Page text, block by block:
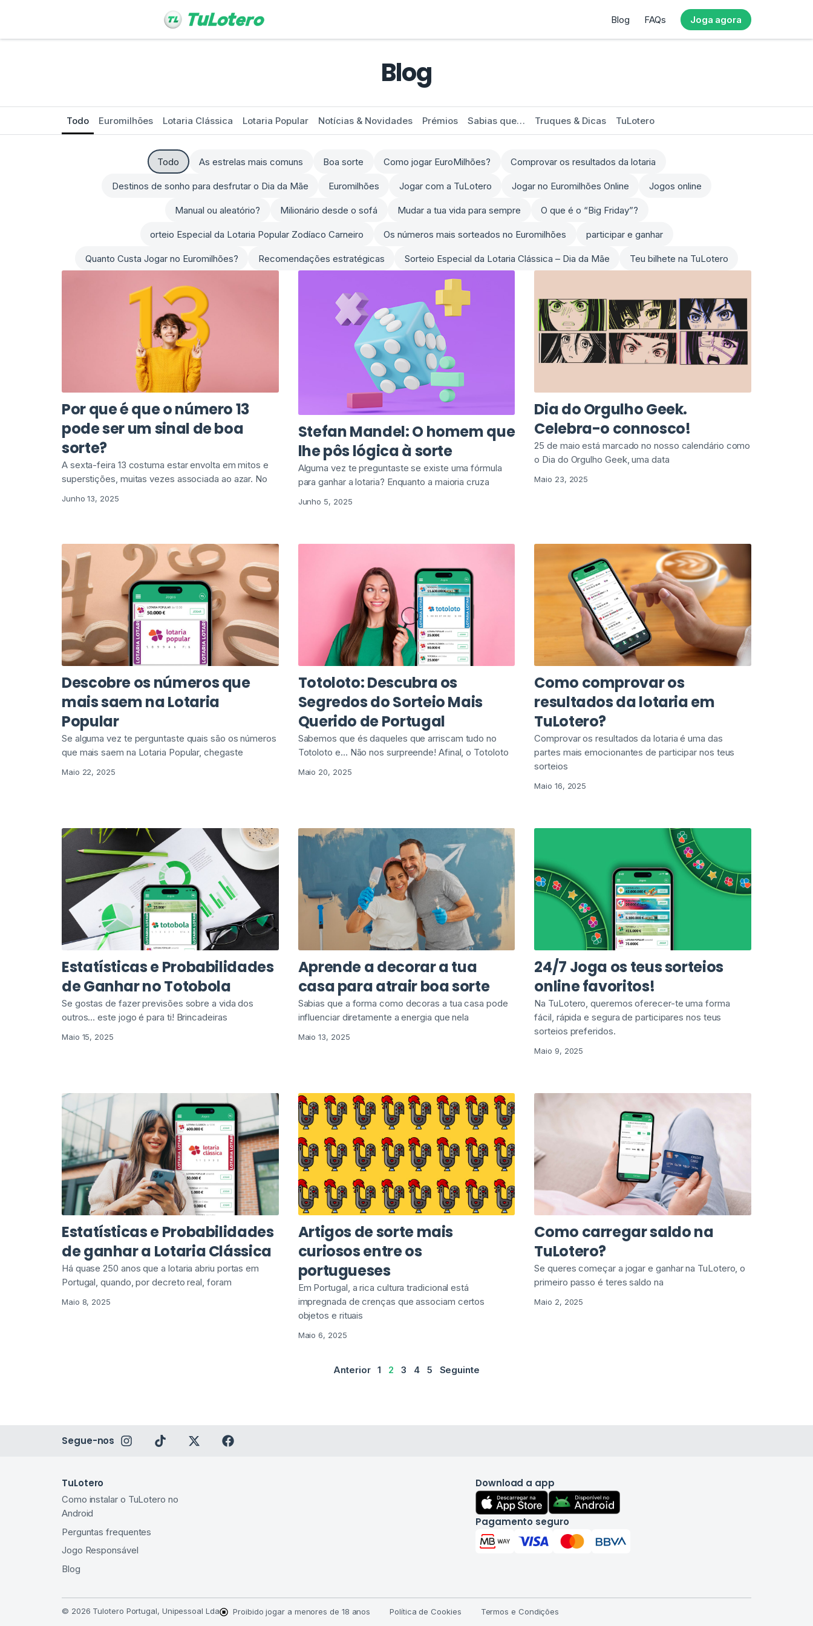
Blog FAQs Joga agora
Blog
Euromilhões Lotaria Clássica Lotaria Popular Notícias & Novidades Prémios Sabias que… Truques & Dicas TuLotero
Todo
As estrelas mais comuns Boa sorte Como jogar EuroMilhões? Comprovar os resultados da lotaria
Destinos de sonho para desfrutar o Dia da Mãe Euromilhões Jogar com a TuLotero Jogar no Euromilhões Online Jogos online
Manual ou aleatório? Milionário desde o sofá Mudar a tua vida para sempre O que é o “Big Friday”?
orteio Especial da Lotaria Popular Zodíaco Carneiro Os números mais sorteados no Euromilhões participar e ganhar
Quanto Custa Jogar no Euromilhões? Recomendações estratégicas Sorteio Especial da Lotaria Clássica – Dia da Mãe Teu bilhete na TuLotero
Todo
Por que é que o número 13
pode ser um sinal de boa
sorte?
A sexta-feira 13 costuma estar envolta em mitos e
superstições, muitas vezes associada ao azar. No
Junho 13, 2025
Stefan Mandel: O homem que
lhe pôs lógica à sorte
Alguma vez te preguntaste se existe uma fórmula
para ganhar a lotaria? Enquanto a maioria cruza
Junho 5, 2025
Dia do Orgulho Geek.
Celebra-o connosco!
25 de maio está marcado no nosso calendário como
o Dia do Orgulho Geek, uma data
Maio 23, 2025
Descobre os números que
mais saem na Lotaria
Popular
Se alguma vez te perguntaste quais são os números
que mais saem na Lotaria Popular, chegaste
Maio 22, 2025
Totoloto: Descubra os
Segredos do Sorteio Mais
Querido de Portugal
Sabemos que és daqueles que arriscam tudo no
Totoloto e… Não nos surpreende! Afinal, o Totoloto
Maio 20, 2025
Como comprovar os
resultados da lotaria em
TuLotero?
Comprovar os resultados da lotaria é uma das
partes mais emocionantes de participar nos teus
sorteios
Maio 16, 2025
Estatísticas e Probabilidades
de Ganhar no Totobola
Se gostas de fazer previsões sobre a vida dos
outros… este jogo é para ti! Brincadeiras
Maio 15, 2025
Aprende a decorar a tua
casa para atrair boa sorte
Sabias que a forma como decoras a tua casa pode
influenciar diretamente a energia que nela
Maio 13, 2025
24/7 Joga os teus sorteios
online favoritos!
Na TuLotero, queremos oferecer-te uma forma
fácil, rápida e segura de participares nos teus
sorteios preferidos.
Maio 9, 2025
Estatísticas e Probabilidades
de ganhar a Lotaria Clássica
Há quase 250 anos que a lotaria abriu portas em
Portugal, quando, por decreto real, foram
Maio 8, 2025
Artigos de sorte mais
curiosos entre os
portugueses
Em Portugal, a rica cultura tradicional está
impregnada de crenças que associam certos
objetos e rituais
Maio 6, 2025
Como carregar saldo na
TuLotero?
Se queres começar a jogar e ganhar na TuLotero, o
primeiro passo é teres saldo na
Maio 2, 2025
Anterior 1 2 3 4 5 Seguinte
Segue-nos
TuLotero
Como instalar o TuLotero no
Android​
Perguntas frequentes
Jogo Responsável
Blog
Download a app
Pagamento seguro
© 2026 Tulotero Portugal, Unipessoal Lda Proibido jogar a menores de 18 anos Política de Cookies Termos e Condições